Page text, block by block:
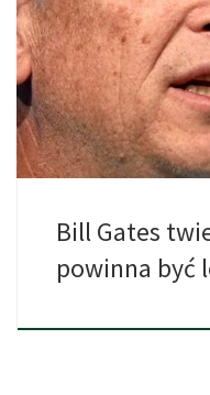
Założyciel firmy Microsoft i
[…]
Bill Gates
powinna być